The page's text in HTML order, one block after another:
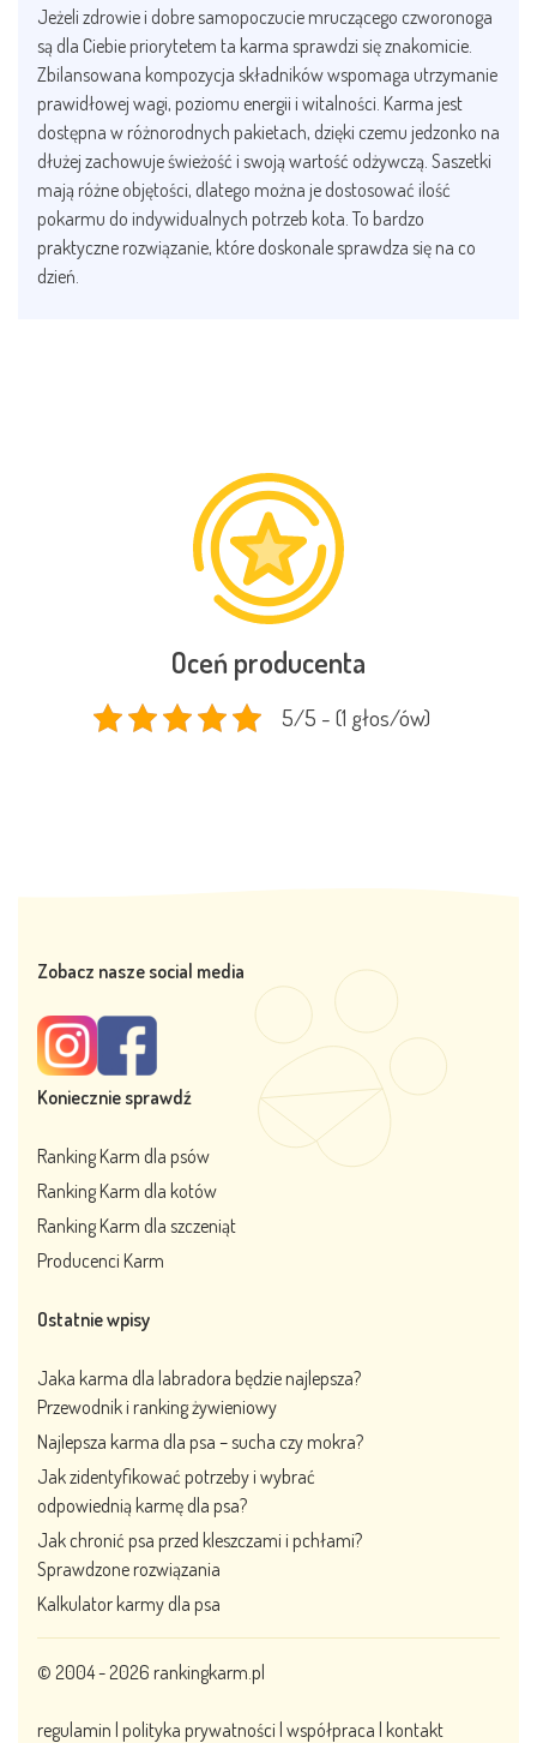
Jeżeli zdrowie i dobre samopoczucie mruczącego czworonoga
są dla Ciebie priorytetem ta karma sprawdzi się znakomicie.
Zbilansowana kompozycja składników wspomaga utrzymanie
prawidłowej wagi, poziomu energii i witalności. Karma jest
dostępna w różnorodnych pakietach, dzięki czemu jedzonko na
dłużej zachowuje świeżość i swoją wartość odżywczą. Saszetki
mają różne objętości, dlatego można je dostosować ilość
pokarmu do indywidualnych potrzeb kota. To bardzo
praktyczne rozwiązanie, które doskonale sprawdza się na co
dzień.
Oceń producenta
5/5 - (1 głos/ów)
Zobacz nasze social media
Koniecznie sprawdź
Ranking Karm dla psów
Ranking Karm dla kotów
Ranking Karm dla szczeniąt
Producenci Karm
Ostatnie wpisy
Jaka karma dla labradora będzie najlepsza?
Przewodnik i ranking żywieniowy
Najlepsza karma dla psa – sucha czy mokra?
Jak zidentyfikować potrzeby i wybrać
odpowiednią karmę dla psa?
Jak chronić psa przed kleszczami i pchłami?
Sprawdzone rozwiązania
Kalkulator karmy dla psa
© 2004 - 2026 rankingkarm.pl
regulamin polityka prywatności współpraca kontakt